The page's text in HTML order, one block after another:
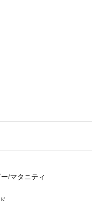
/マタニティ